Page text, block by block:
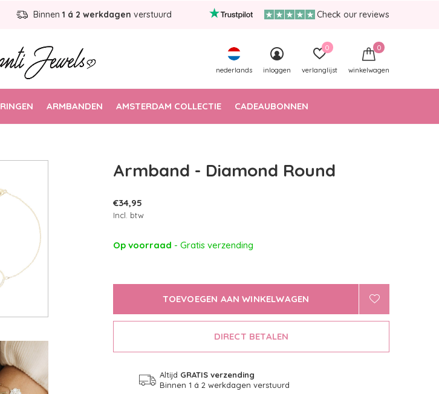
RINGEN ARMBANDEN AMSTERDAM COLLECTIE CADEAUBONNEN
nederlands inloggen verlanglijst
0
winkelwagen
0
Binnen 1 á 2 werkdagen verstuurd Check our reviews
Armband - Diamond Round
€34,95
Incl. btw
Op voorraad - Gratis verzending
TOEVOEGEN AAN WINKELWAGEN
DIRECT BETALEN
Altijd GRATIS verzending
Binnen 1 á 2 werkdagen verstuurd